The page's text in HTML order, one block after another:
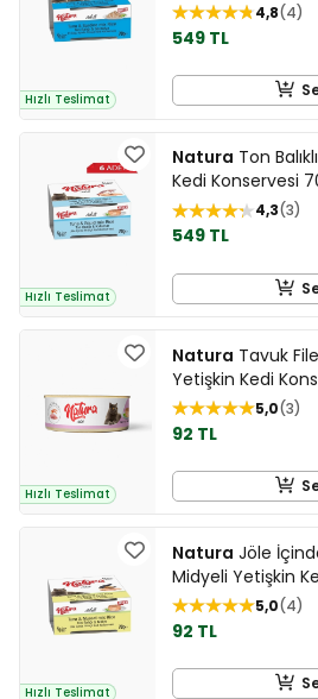
Hızlı Teslimat
4,8 4
549 TL
Hızlı Teslimat
Natura Ton
Kedi Konservesi
4,3 3
549 TL
Hızlı Teslimat
Natura Tavuk
Yetişkin Kedi
5,0 3
92 TL
Hızlı Teslimat
Natura Jöle
Midyeli Yetişkin
5,0 4
92 TL